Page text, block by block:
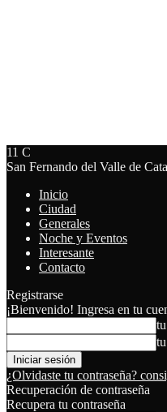
11 C
San Fernando del Valle de
Inicio
Ciudad
Generales
Noche y Eventos
Interesante
Contacto
Registrarse
¡Bienvenido! Ingresa en tu
¿Olvidaste tu contraseña?
Recuperación de contraseña
Recupera tu contraseña